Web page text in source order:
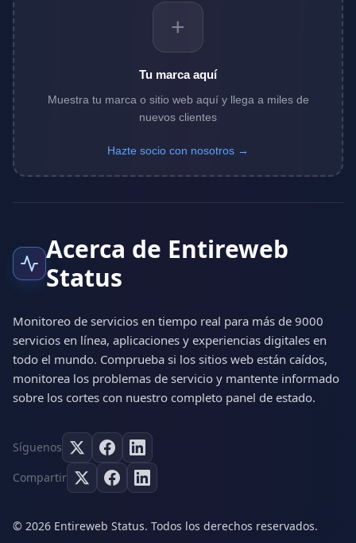
+
Tu marca aquí
Muestra tu marca o sitio web aquí y llega a miles de
nuevos clientes
Hazte socio con nosotros →
Acerca de Entireweb
Status
Monitoreo de servicios en tiempo real para más de 9000
servicios en línea, aplicaciones y experiencias digitales en
todo el mundo. Comprueba si los sitios web están caídos,
monitorea los problemas de servicio y mantente informado
sobre los cortes con nuestro completo panel de estado.
Síguenos
Compartir
© 2026 Entireweb Status. Todos los derechos reservados.